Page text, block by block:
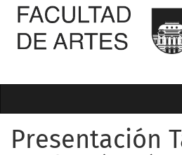
Presentación